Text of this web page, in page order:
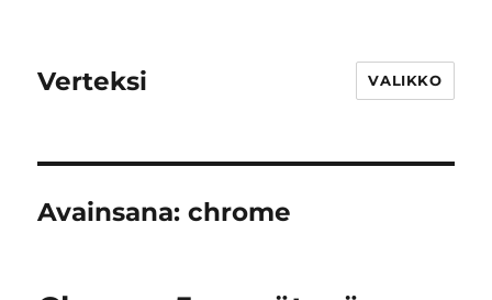
Verteksi VALIKKO
Avainsana:chrome